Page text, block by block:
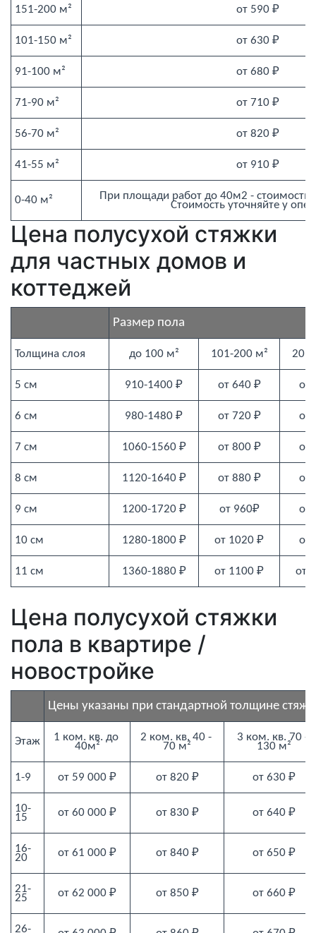
151-200 м² от 590 ₽
101-150 м² от 630 ₽
91-100 м² от 680 ₽
71-90 м² от 710 ₽
56-70 м² от 820 ₽
41-55 м² от 910 ₽
0-40 м² При площади работ до 40м2 - стоимость
Стоимость уточняйте у
Цена полусухой стяжки
для частных домов и
коттеджей
Размер пола
Толщина слоя до 100 м² 101-200 м²
5 см 910-1400 ₽ от 640 ₽ от
6 см 980-1480 ₽ от 720 ₽ от
7 см 1060-1560 ₽ от 800 ₽ от
8 см 1120-1640 ₽ от 880 ₽ от
9 см 1200-1720 ₽ от 960₽ от
10 см 1280-1800 ₽ от 1020 ₽ от
11 см 1360-1880 ₽ от 1100 ₽ от
Цена полусухой стяжки
пола в квартире /
новостройке
Цены указаны при стандартной толщине
Этаж 1 ком. кв. до
40м²
2 ком. кв. 40 -
70 м²
3 ком. кв. 70 -
130 м²
1-9 от 59 000 ₽ от 820 ₽ от 630 ₽
10-
15 от 60 000 ₽ от 830 ₽ от 640 ₽
16-
20 от 61 000 ₽ от 840 ₽ от 650 ₽
21-
25 от 62 000 ₽ от 850 ₽ от 660 ₽
26-